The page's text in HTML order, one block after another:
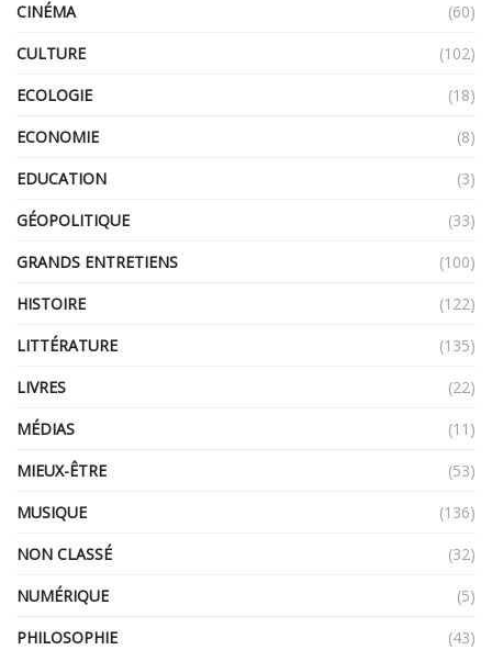
CINÉMA
(60)
CULTURE
(102)
ECOLOGIE
(18)
ECONOMIE
(8)
EDUCATION
(3)
GÉOPOLITIQUE
(33)
GRANDS ENTRETIENS
(100)
HISTOIRE
(122)
LITTÉRATURE
(135)
LIVRES
(22)
MÉDIAS
(11)
MIEUX-ÊTRE
(53)
MUSIQUE
(136)
NON CLASSÉ
(32)
NUMÉRIQUE
(5)
PHILOSOPHIE
(43)